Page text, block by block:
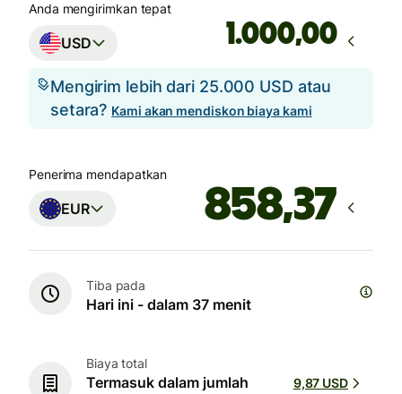
Anda mengirimkan tepat
USD ,00
Mengirim lebih dari 25.000 USD atau
setara? Kami akan mendiskon biaya kami
Penerima mendapatkan
EUR
Tiba pada
Hari ini - dalam 37 menit
Biaya total
Termasuk dalam jumlah
9,87 USD